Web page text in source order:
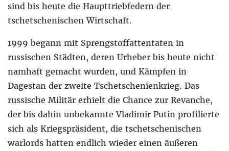
sind bis heute die Haupttriebfedern der
tschetschenischen Wirtschaft.
1999 begann mit Sprengstoffattentaten in
russischen Städten, deren Urheber bis heute nicht
namhaft gemacht wurden, und Kämpfen in
Dagestan der zweite Tschetschenienkrieg. Das
russische Militär erhielt die Chance zur Revanche,
der bis dahin unbekannte Vladimir Putin profilierte
sich als Kriegspräsident, die tschetschenischen
warlords hatten endlich wieder einen äußeren